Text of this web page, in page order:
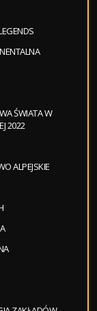
ŚWIATA W
2022
ALPEJSKIE